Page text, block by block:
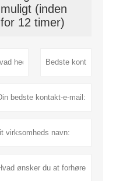
muligt (inden
for 12 timer)